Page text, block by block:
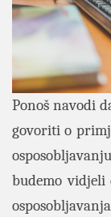
Ponoš navodi
govoriti o
budemo vidjeli